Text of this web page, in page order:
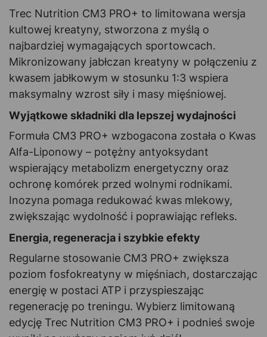
Trec Nutrition CM3 PRO+ to limitowana wersja
kultowej kreatyny, stworzona z myślą o
najbardziej wymagających sportowcach.
Mikronizowany jabłczan kreatyny w połączeniu z
kwasem jabłkowym w stosunku 1:3 wspiera
maksymalny wzrost siły i masy mięśniowej.
Wyjątkowe składniki dla lepszej wydajności
Formuła CM3 PRO+ wzbogacona została o Kwas
Alfa-Liponowy – potężny antyoksydant
wspierający metabolizm energetyczny oraz
ochronę komórek przed wolnymi rodnikami.
Inozyna pomaga redukować kwas mlekowy,
zwiększając wydolność i poprawiając refleks.
Energia, regeneracja i szybkie efekty
Regularne stosowanie CM3 PRO+ zwiększa
poziom fosfokreatyny w mięśniach, dostarczając
energię w postaci ATP i przyspieszając
regenerację po treningu. Wybierz limitowaną
edycję Trec Nutrition CM3 PRO+ i podnieś swoje